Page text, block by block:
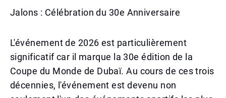
Jalons : Célébration du 30e Anniversaire
L'événement de 2026 est particulièrement
significatif car il marque la 30e édition de la
Coupe du Monde de Dubaï. Au cours de ces trois
décennies, l'événement est devenu non